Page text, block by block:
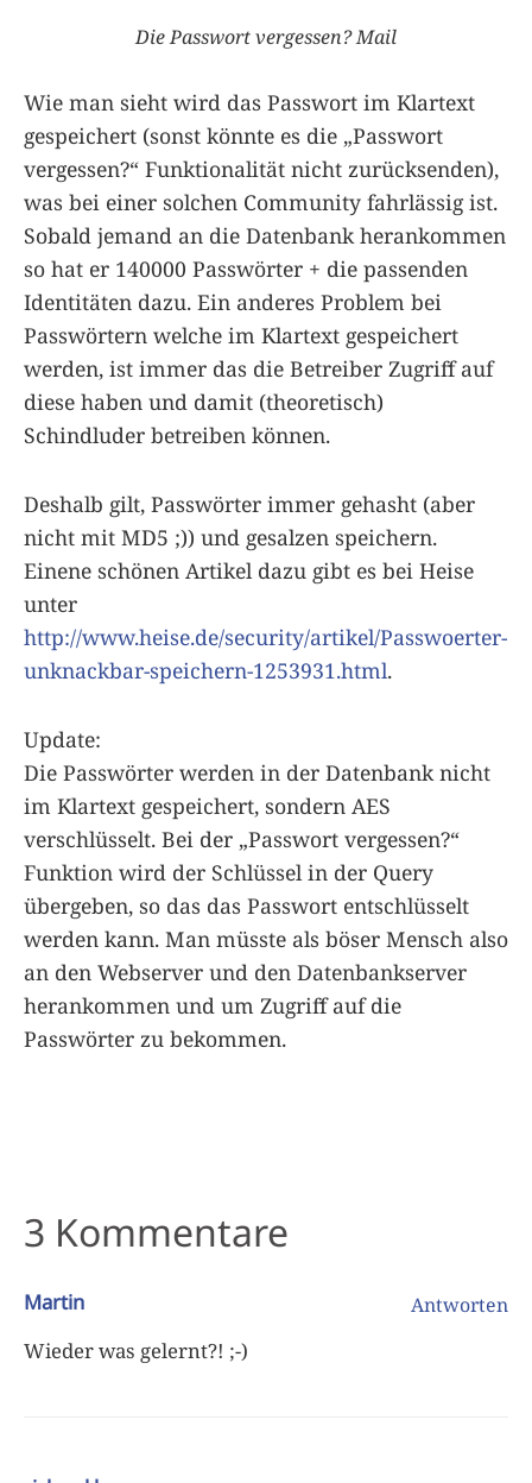
Die Passwort vergessen? Mail
Wie man sieht wird das Passwort im Klartext
gespeichert (sonst könnte es die „Passwort
vergessen?“ Funktionalität nicht zurücksenden),
was bei einer solchen Community fahrlässig ist.
Sobald jemand an die Datenbank herankommen
so hat er 140000 Passwörter + die passenden
Identitäten dazu. Ein anderes Problem bei
Passwörtern welche im Klartext gespeichert
werden, ist immer das die Betreiber Zugriff auf
diese haben und damit (theoretisch)
Schindluder betreiben können.
Deshalb gilt, Passwörter immer gehasht (aber
nicht mit MD5 ;)) und gesalzen speichern.
Einene schönen Artikel dazu gibt es bei Heise
unter
http://www.heise.de/security/artikel/Passwoerter-
unknackbar-speichern-1253931.html.
Update:
Die Passwörter werden in der Datenbank nicht
im Klartext gespeichert, sondern AES
verschlüsselt. Bei der „Passwort vergessen?“
Funktion wird der Schlüssel in der Query
übergeben, so das das Passwort entschlüsselt
werden kann. Man müsste als böser Mensch also
an den Webserver und den Datenbankserver
herankommen und um Zugriff auf die
Passwörter zu bekommen.
3 Kommentare
Martin Antworten
Wieder was gelernt?! ;-)